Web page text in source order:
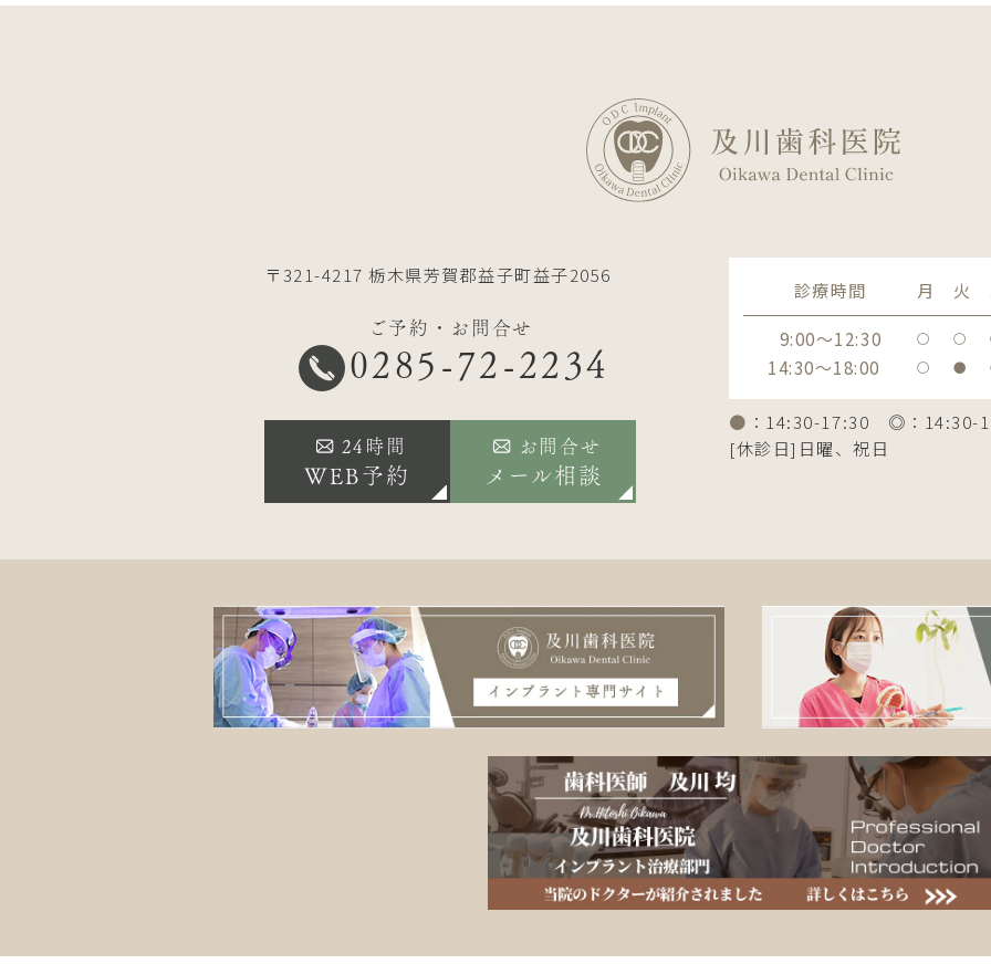
〒321-4217 栃木県芳賀郡益子町益子2056
ご予約・お問合せ
0285-72-2234
24時間
WEB予約
お問合せ
メール相談
診療時間 月 火
9:00～12:30
〇 〇
14:30～18:00 〇 ●
● ：14:30-17:30 ◎：14:30-
[休診日]日曜、祝日